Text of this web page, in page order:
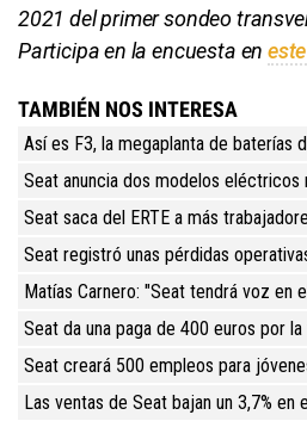
2021 del primer sondeo
Participa en la encuesta en
TAMBIÉN NOS INTERESA
Así es F3, la megaplanta de baterías
Seat anuncia dos modelos eléctricos
Seat saca del ERTE a más
Seat registró unas pérdidas
Matías Carnero: "Seat tendrá voz en
Seat da una paga de 400 euros por
Seat creará 500 empleos para
Las ventas de Seat bajan un 3,7%